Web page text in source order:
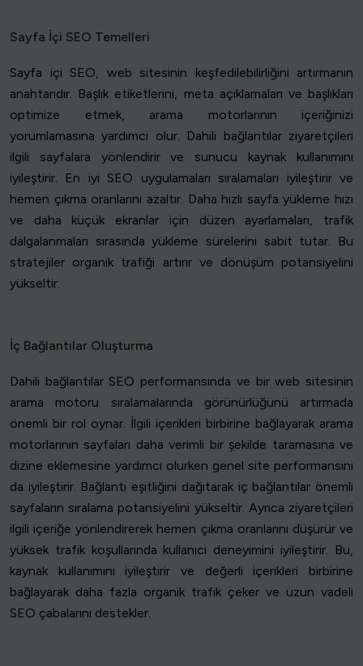
Sayfa İçi SEO Temelleri
Sayfa içi SEO, web sitesinin keşfedilebilirliğini artırmanın
anahtarıdır. Başlık etiketlerini, meta açıklamaları ve başlıkları
optimize etmek, arama motorlarının içeriğinizi
yorumlamasına yardımcı olur. Dahili bağlantılar ziyaretçileri
ilgili sayfalara yönlendirir ve sunucu kaynak kullanımını
iyileştirir. En iyi SEO uygulamaları sıralamaları iyileştirir ve
hemen çıkma oranlarını azaltır. Daha hızlı sayfa yükleme hızı
ve daha küçük ekranlar için düzen ayarlamaları, trafik
dalgalanmaları sırasında yükleme sürelerini sabit tutar. Bu
stratejiler organik trafiği artırır ve dönüşüm potansiyelini
yükseltir.
İç Bağlantılar Oluşturma
Dahili bağlantılar SEO performansında ve bir web sitesinin
arama motoru sıralamalarında görünürlüğünü artırmada
önemli bir rol oynar. İlgili içerikleri birbirine bağlayarak arama
motorlarının sayfaları daha verimli bir şekilde taramasına ve
dizine eklemesine yardımcı olurken genel site performansını
da iyileştirir. Bağlantı eşitliğini dağıtarak iç bağlantılar önemli
sayfaların sıralama potansiyelini yükseltir. Ayrıca ziyaretçileri
ilgili içeriğe yönlendirerek hemen çıkma oranlarını düşürür ve
yüksek trafik koşullarında kullanıcı deneyimini iyileştirir. Bu,
kaynak kullanımını iyileştirir ve değerli içerikleri birbirine
bağlayarak daha fazla organik trafik çeker ve uzun vadeli
SEO çabalarını destekler.